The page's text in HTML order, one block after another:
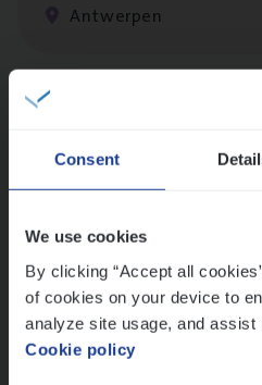
Consent
We use cookies
By clicking “Accept all
of cookies on your device to
analyze site usage, and assist
Cookie policy
Antwerpen
Dos­sier­be­heer­der
re­da Huys­mans —
Dos­sier­be­heer­der
Insurance Operations